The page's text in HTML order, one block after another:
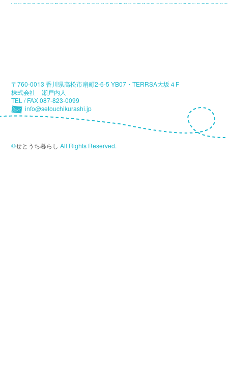
〒760-0013 香川県高松市扇町2-6-5 YB07・TERRSA大坂４F
株式会社 瀬戸内人
TEL / FAX 087-823-0099
info@setouchikurashi.jp
©せとうち暮らし All Rights Reserved.